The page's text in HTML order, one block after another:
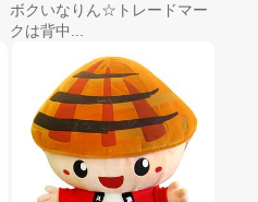
ボクいなりん☆トレードマー
クは背中...